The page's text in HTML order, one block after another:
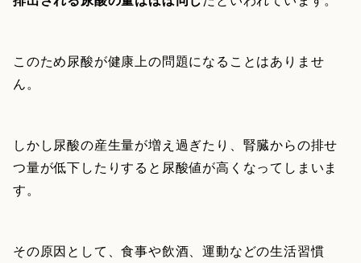
このため尿酸が健康上の問題になることはありませ
ん。
しかし尿酸の産生量が増え過ぎたり、腎臓からの排せ
つ量が低下したりすると尿酸値が高くなってしまいま
す。
その原因として、食事や飲酒、運動などの生活習慣